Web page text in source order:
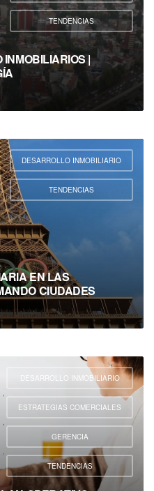
,
TENDENCIAS
|
DESARROLLO INMOBILIARIO
,
TENDENCIAS
EN LAS
CIUDADES
DESARROLLO INMOBILIARIO
,
ESTRATEGIAS COMERCIALES
,
GERENCIA
,
TENDENCIAS